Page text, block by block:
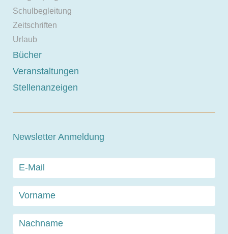
Schulbegleitung
Zeitschriften
Urlaub
Bücher
Veranstaltungen
Stellenanzeigen
Newsletter Anmeldung